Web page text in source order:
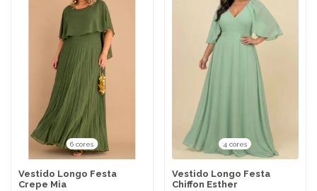
6 cores
Vestido Longo Festa
Crepe Mia
4 cores
Vestido Longo Festa
Chiffon Esther